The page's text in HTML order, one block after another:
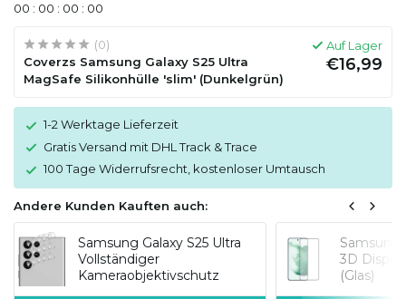
00 : 00 : 00 : 00
(0)
Coverzs Samsung Galaxy S25 Ultra
MagSafe Silikonhülle 'slim' (Dunkelgrün)
Auf Lager
€16,99
1-2 Werktage Lieferzeit
Gratis Versand mit DHL Track & Trace
100 Tage Widerrufsrecht, kostenloser Umtausch
Andere Kunden Kauften auch:
Samsung Galaxy S25 Ultra
Vollständiger
Kameraobjektivschutz
Samsung
3D
(Glas)